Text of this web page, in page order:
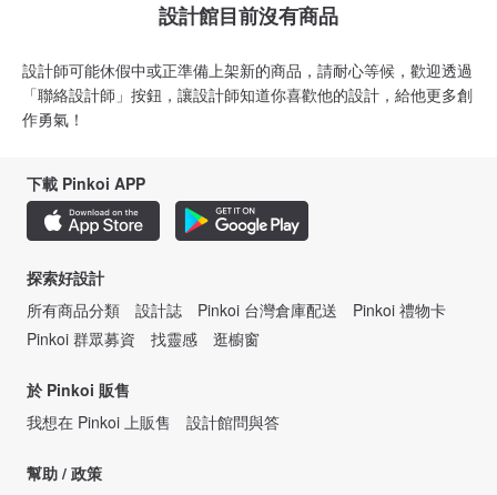
設計館目前沒有商品
設計師可能休假中或正準備上架新的商品，請耐心等候，歡迎透過
「聯絡設計師」按鈕，讓設計師知道你喜歡他的設計，給他更多創
作勇氣！
下載 Pinkoi APP
探索好設計
所有商品分類
設計誌 Pinkoi 台灣倉庫配送
Pinkoi 禮物卡
Pinkoi 群眾募資
找靈感 逛櫥窗
於 Pinkoi 販售
我想在 Pinkoi 上販售
設計館問與答
幫助 / 政策